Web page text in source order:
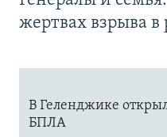
жертвах взрыва в